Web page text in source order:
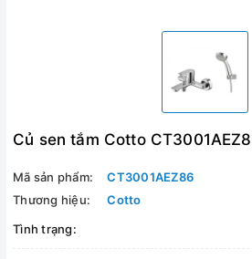
Củ sen tắm Cotto
Mã sản phẩm:
CT3001AEZ86
Thương hiệu:
Cotto
Tình trạng: